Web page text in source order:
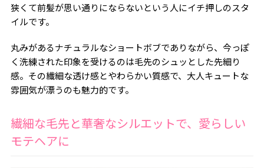
狭くて前髪が思い通りにならないという人にイチ押しのスタ
イルです。
丸みがあるナチュラルなショートボブでありながら、今っぽ
く洗練された印象を受けるのは毛先のシュッとした先細り
感。その繊細な透け感とやわらかい質感で、大人キュートな
雰囲気が漂うのも魅力的です。
繊細な毛先と華奢なシルエットで、愛らしい
モテヘアに